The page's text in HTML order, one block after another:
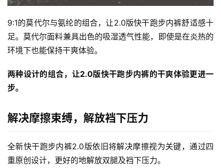
9:1的莫代尔与氨纶的组合，让2.0版快干跑步内裤舒适感十
足。莫代尔面料兼具出色的吸湿透气性能，即使是在炎热的
环境下也能保持干爽体验。
两种设计的组合，让2.0版快干跑步内裤的干爽体验更进一
步。
解决摩擦束缚，解放裆下压力
全新快干跑步内裤2.0版依旧将解决摩擦视为关键，通过四
重原创设计，更好的地解放双腿及裆下压力。